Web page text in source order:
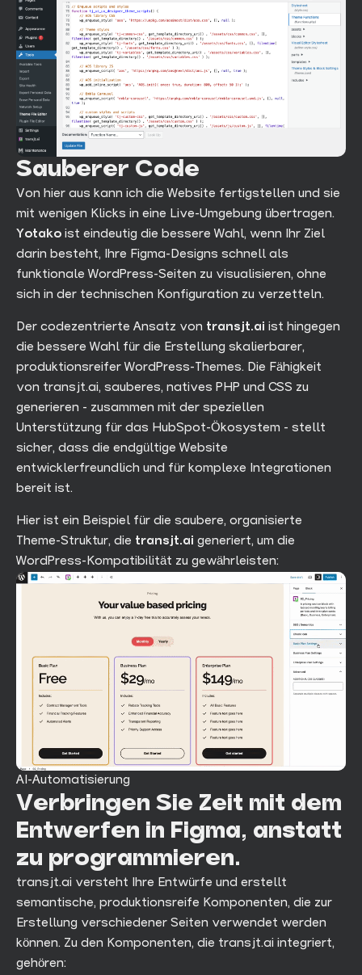
Sauberer Code
Von hier aus kann ich die Website fertigstellen und sie
mit wenigen Klicks in eine Live-Umgebung übertragen.
Yotako ist eindeutig die bessere Wahl, wenn Ihr Ziel
darin besteht, Ihre Figma-Designs schnell als
funktionale WordPress-Seiten zu visualisieren, ohne
sich in der technischen Konfiguration zu verzetteln.
Der codezentrierte Ansatz von transjt.ai ist hingegen
die bessere Wahl für die Erstellung skalierbarer,
produktionsreifer WordPress-Themes. Die Fähigkeit
von transjt.ai, sauberes, natives PHP und CSS zu
generieren - zusammen mit der speziellen
Unterstützung für das HubSpot-Ökosystem - stellt
sicher, dass die endgültige Website
entwicklerfreundlich und für komplexe Integrationen
bereit ist.
Hier ist ein Beispiel für die saubere, organisierte
Theme-Struktur, die transjt.ai generiert, um die
WordPress-Kompatibilität zu gewährleisten:
AI-Automatisierung
Verbringen Sie Zeit mit dem
Entwerfen in Figma, anstatt
zu programmieren.
transjt.ai versteht Ihre Entwürfe und erstellt
semantische, produktionsreife Komponenten, die zur
Erstellung verschiedener Seiten verwendet werden
können. Zu den Komponenten, die transjt.ai integriert,
gehören: